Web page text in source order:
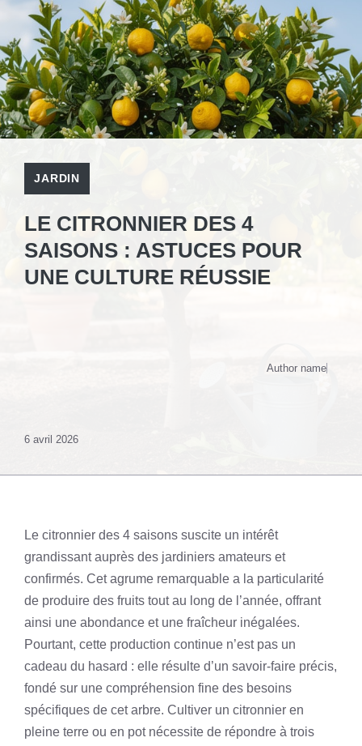
JARDIN
LE CITRONNIER DES 4
SAISONS : ASTUCES POUR
UNE CULTURE RÉUSSIE
Author name
6 avril 2026
Le citronnier des 4 saisons suscite un intérêt
grandissant auprès des jardiniers amateurs et
confirmés. Cet agrume remarquable a la particularité
de produire des fruits tout au long de l’année, offrant
ainsi une abondance et une fraîcheur inégalées.
Pourtant, cette production continue n’est pas un
cadeau du hasard : elle résulte d’un savoir-faire précis,
fondé sur une compréhension fine des besoins
spécifiques de cet arbre. Cultiver un citronnier en
pleine terre ou en pot nécessite de répondre à trois